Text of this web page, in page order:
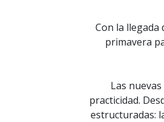
Con la llegada
primavera
Las
practicidad.
estructuradas: